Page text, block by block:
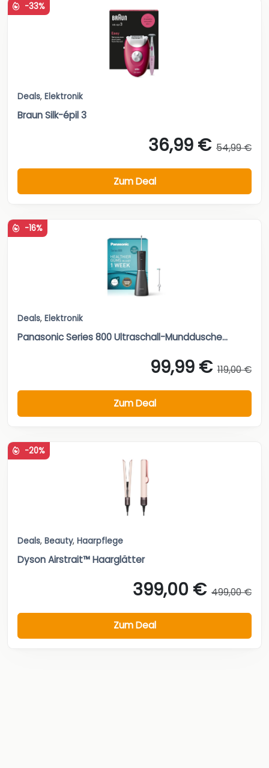
-33%
Deals, Elektronik
Braun Silk-épil 3
36,99 € 54,99 €
Zum Deal
-16%
Deals, Elektronik
Panasonic Series 800 Ultraschall-Munddusche...
99,99 € 119,00 €
Zum Deal
-20%
Deals, Beauty, Haarpflege
Dyson Airstrait™ Haarglätter
399,00 € 499,00 €
Zum Deal